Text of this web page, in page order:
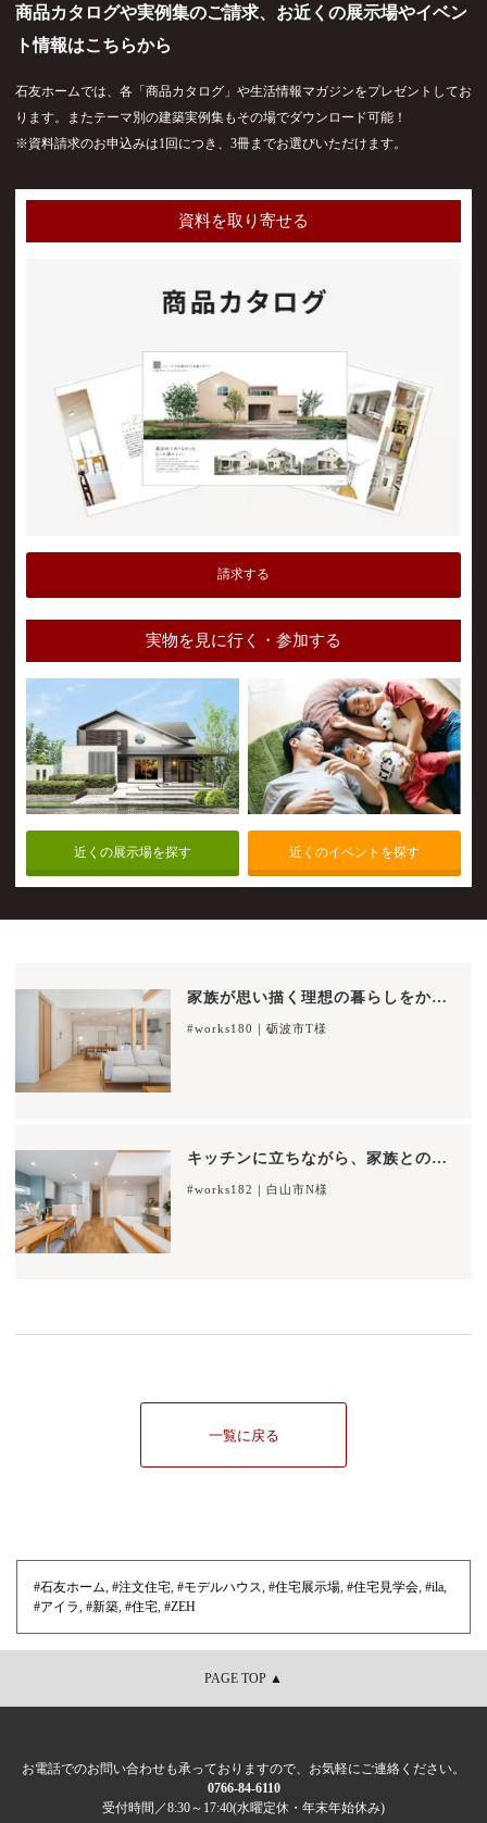
商品カタログや実例集のご請求、お近くの展示場やイベン
ト情報はこちらから
石友ホームでは、各「商品カタログ」や生活情報マガジンをプレゼントしてお
ります。またテーマ別の建築実例集もその場でダウンロード可能！
※資料請求のお申込みは1回につき、3冊までお選びいただけます。
資料を取り寄せる
請求する
実物を見に行く・参加する
近くの展示場を探す 近くのイベントを探す
家族が思い描く理想の暮らしをかなえる住まい
#works180｜砺波市T様
キッチンに立ちながら、家族とのコミュニケーションも楽しめる家
#works182｜白山市N様
一覧に戻る
#石友ホーム, #注文住宅, #モデルハウス, #住宅展示場, #住宅見学会, #ila,
#アイラ, #新築, #住宅, #ZEH
PAGE TOP ▲
お電話でのお問い合わせも承っておりますので、お気軽にご連絡ください。
0766-84-6110
受付時間／8:30～17:40(水曜定休・年末年始休み)